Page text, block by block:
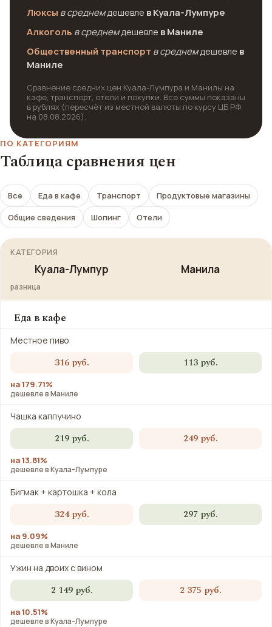
Люксы в среднемдешевле в Куала-Лумпуре
Алкоголь в среднемдешевле в Маниле
Общественный транспорт в среднемдешевле в
Маниле
Сравнение средних цен Куала-Лумпура и Манилы на
кафе, транспорт, отели и покупки. Все суммы показаны
в рублях (пересчёт из местной валюты по курсу ЦБ РФ
на 08.08.2026).
ПО КАТЕГОРИЯМ
Таблица сравнения цен
Все Еда в кафе Транспорт
Продуктовые магазины
Общие сведения
Шопинг Отели
КАТЕГОРИЯ
Куала-Лумпур Манила
разница
Еда в кафе
Местное пиво
316 руб. 113 руб.
на 179.71%
дешевле в Маниле
Чашка каппучино
219 руб. 249 руб.
на 13.81%
дешевле в Куала-Лумпуре
Бигмак + картошка + кола
324 руб. 297 руб.
на 9.09%
дешевле в Маниле
Ужин на двоих с вином
2 149 руб. 2 375 руб.
на 10.51%
дешевле в Куала-Лумпуре